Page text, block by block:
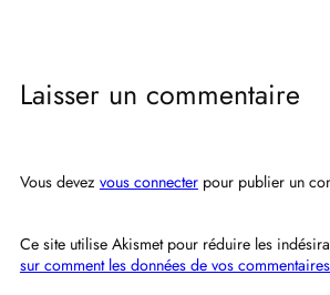
Laisser un commentaire
Vous devez vous connecterpour publier un
Ce site utilise Akismet pour réduire les
sur comment les données de vos